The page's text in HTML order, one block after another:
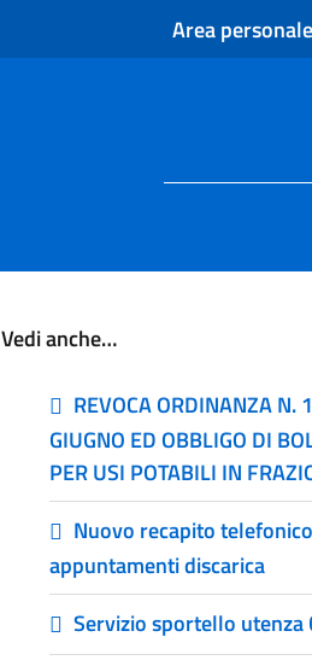
Area
Vedi anche…
REVOCA ORDINANZA N.
GIUGNO ED OBBLIGO DI
PER USI POTABILI IN
Nuovo recapito
appuntamenti discarica
Servizio sportello utenza